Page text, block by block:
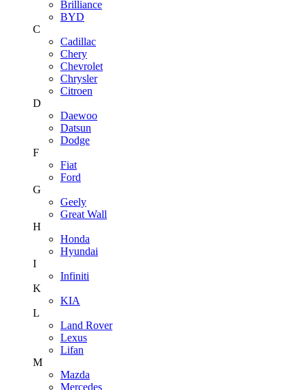
Brilliance
BYD
C
Cadillac
Chery
Chevrolet
Chrysler
Citroen
D
Daewoo
Datsun
Dodge
F
Fiat
Ford
G
Geely
Great Wall
H
Honda
Hyundai
I
Infiniti
K
KIA
L
Land Rover
Lexus
Lifan
M
Mazda
Mercedes